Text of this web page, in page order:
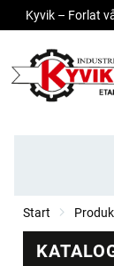
Kyvik – Forlat
Start